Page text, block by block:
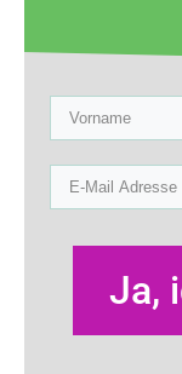
Sparbox.
Darf es
altesJa,